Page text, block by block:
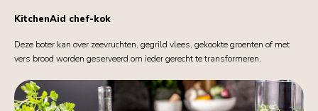
KitchenAid chef-kok
Deze boter kan over zeevruchten, gegrild vlees, gekookte groenten of met
vers brood worden geserveerd om ieder gerecht te transformeren.